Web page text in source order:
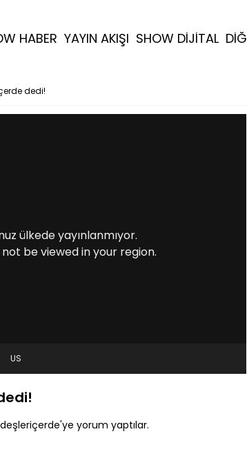
HABER YAYIN AKIŞI SHOW DİJİTAL
dedi!
ülkede yayınlanmıyor.
be viewed in your region.
US
yorum yaptılar.